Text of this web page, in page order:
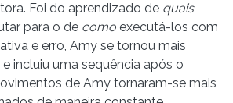
Foi do aprendizado de quais
para o de como executá-los com
e erro, Amy se tornou mais
incluiu uma sequência após o
de Amy tornaram-se mais